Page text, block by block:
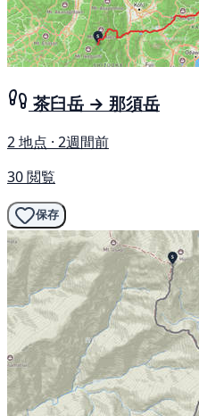
茶臼岳 → 那須岳
2 地点 · 2週間前
30 閲覧
保存